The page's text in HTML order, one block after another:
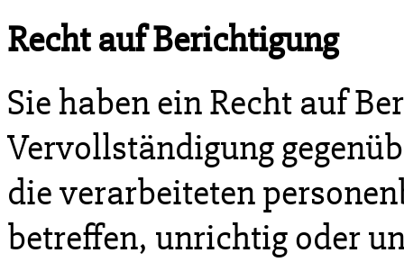
Recht auf Berichtigung
Sie haben ein Recht auf
Vervollständigung
die verarbeiteten
betreffen, unrichtig oder